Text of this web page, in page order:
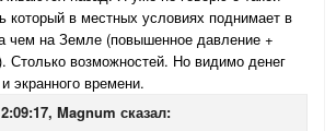
который в местных условиях поднимает в
чем на Земле (повышенное давление +
Столько возможностей. Но видимо денег
экранного времени.
Magnum сказал: